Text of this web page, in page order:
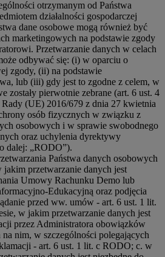
otrzymanym od Państwa
działalności gospodarczej
dane osobowe mogą również być
marketingowych na podstawie zgody
Przetwarzanie danych w celach
odbywać się: (i) w oparciu o
zgody, (ii) na podstawie
lub (iii) gdy jest to zgodne z celem, w
zostały pierwotnie zebrane (art. 6 ust. 4
(UE) 2016/679 z dnia 27 kwietnia
osób fizycznych w związku z
osobowych i w sprawie swobodnego
oraz uchylenia dyrektywy
dalej: „RODO”).
Państwa danych osobowych
jakim przetwarzanie danych jest
Umowy Rachunku Demo lub
Edukacyjną oraz podjęcia
przed ww. umów - art. 6 ust. 1 lit.
w jakim przetwarzanie danych jest
przez Administratora obowiązków
nim, w szczególności polegających
- art. 6 ust. 1 lit. c RODO; c. w